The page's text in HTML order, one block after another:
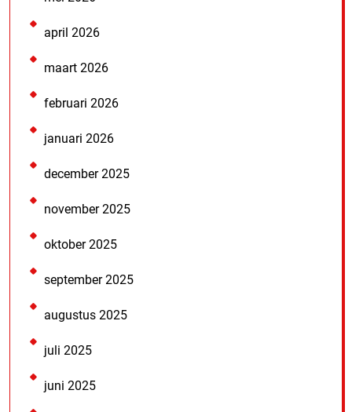
april 2026
maart 2026
februari 2026
januari 2026
december 2025
november 2025
oktober 2025
september 2025
augustus 2025
juli 2025
juni 2025